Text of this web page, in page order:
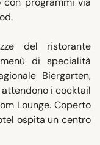
del ristorante
di specialità
Biergarten,
i cocktail
Lounge. Coperto
ospita un centro